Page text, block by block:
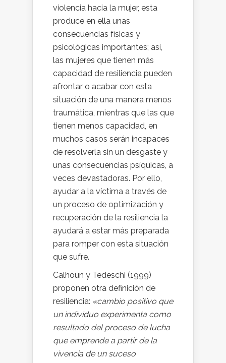
violencia hacia la mujer, esta
produce en ella unas
consecuencias físicas y
psicológicas importantes; así,
las mujeres que tienen más
capacidad de resiliencia pueden
afrontar o acabar con esta
situación de una manera menos
traumática, mientras que las que
tienen menos capacidad, en
muchos casos serán incapaces
de resolverla sin un desgaste y
unas consecuencias psíquicas, a
veces devastadoras. Por ello,
ayudar a la víctima a través de
un proceso de optimización y
recuperación de la resiliencia la
ayudará a estar más preparada
para romper con esta situación
que sufre.
Calhoun y Tedeschi (1999)
proponen otra definición de
resiliencia: «cambio positivo que
un individuo experimenta como
resultado del proceso de lucha
que emprende a partir de la
vivencia de un suceso